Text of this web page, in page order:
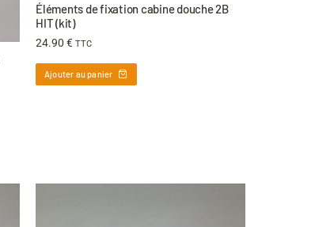
Éléments de fixation cabine douche 2B
HIT (kit)
24.90 € TTC
Ajouter au panier